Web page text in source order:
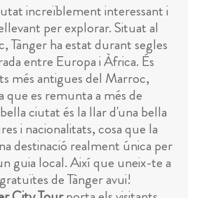
increïblement interessant i
per explorar. Situat al
Tànger ha estat durant segles
entre Europa i Àfrica. És
més antigues del Marroc,
que es remunta a més de
ciutat és la llar d'una bella
i nacionalitats, cosa que la
destinació realment única per
guia local. Així que uneix-te a
de Tànger avui!